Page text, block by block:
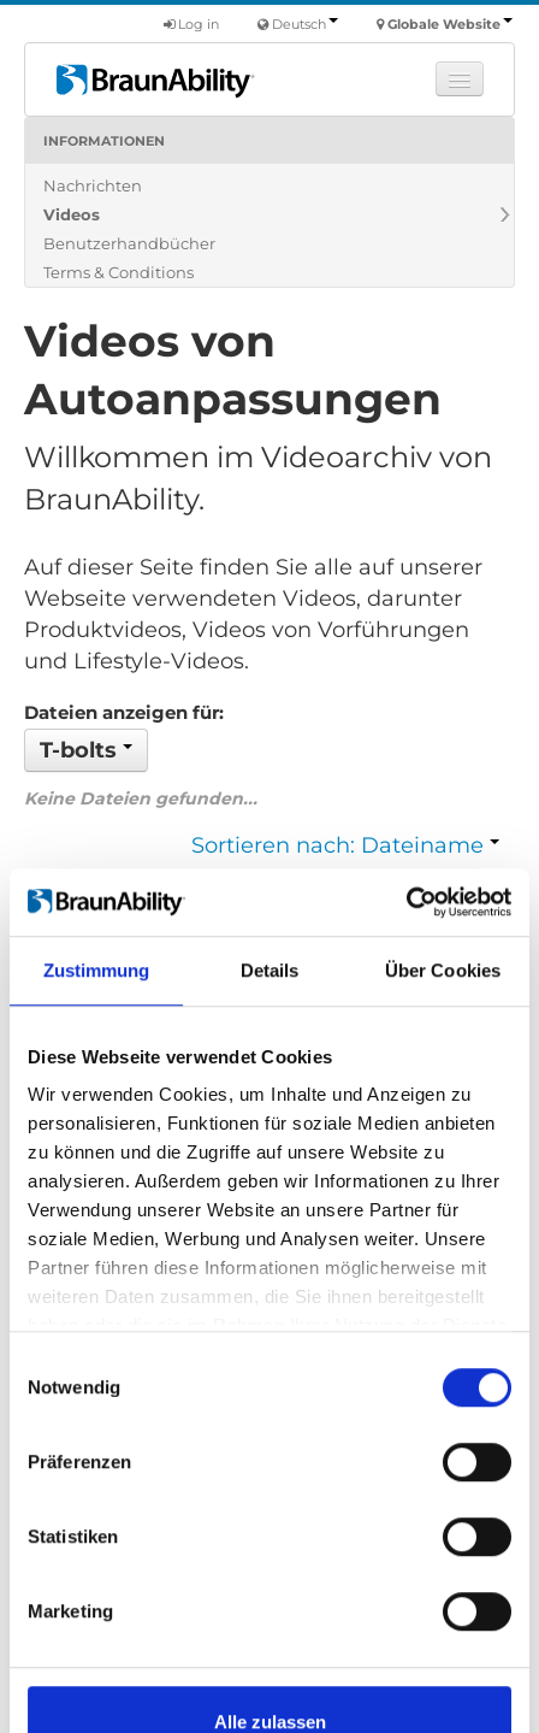
Zustimmung Details Über Cookies
Diese Webseite verwendet Cookies
Wir verwenden Cookies, um Inhalte und Anzeigen zu
personalisieren, Funktionen für soziale Medien anbieten
zu können und die Zugriffe auf unsere Website zu
analysieren. Außerdem geben wir Informationen zu Ihrer
Verwendung unserer Website an unsere Partner für
soziale Medien, Werbung und Analysen weiter. Unsere
Partner führen diese Informationen möglicherweise mit
weiteren Daten zusammen, die Sie ihnen bereitgestellt
Notwendig
Präferenzen
Statistiken
Marketing
Alle zulassen
Globale Website
Deutsch
Log in
Produkte
Über uns
Finde einen Händler
INFORMATIONEN
Nachrichten
Videos
Benutzerhandbücher
Terms & Conditions
Videos von
Autoanpassungen
Willkommen im Videoarchiv von
BraunAbility.
Auf dieser Seite finden Sie alle auf unserer
Webseite verwendeten Videos, darunter
Produktvideos, Videos von Vorführungen
und Lifestyle-Videos.
Dateien anzeigen für:
T-bolts
Keine Dateien gefunden...
Sortieren nach: Dateiname
Zurück
Wenn Sie nach einem Video zu einem bestimmten Produkt
Menü auf der linken Seite auswählen. Bitte beachten Sie, dass es
nicht zu allen Produkten eigene Videos gibt.
Einbetten
Unter jedem Video finden Sie einen Code, mit dem Sie das Video
auf Ihrer Webseite einbetten können.
Abonnieren
Abonnieren Sie hier unseren YouTube-Kanal, um sofort
benachrichtigt zu werden, wenn wir ein neues Video hochladen.
Produkte
Turny Evo
Turny Low Vehicle